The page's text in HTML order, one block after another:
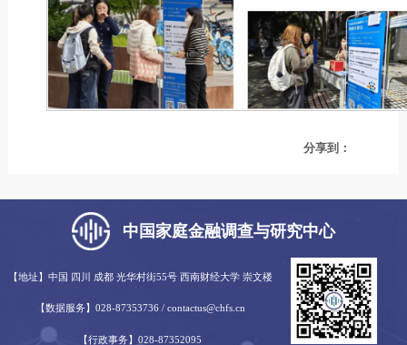
分享到：
【地址】中国 四川 成都 光华村街55号 西南财经大学 崇文楼
【数据服务】028-87353736 / contactus@chfs.cn
【行政事务】028-87352095
中国家庭金融调查与研究中心